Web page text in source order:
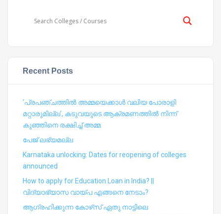
Recent Posts
‘പ്രപഞ്ചത്തില്‍ അമ്മയെക്കാള്‍ വലിയ പോരാളി
മറ്റാരുമില്ല’, കടുവയുടെ ആക്രമണത്തില്‍ നിന്ന്
കുഞ്ഞിനെ രക്ഷിച്ച് അമ്മ
പേജ് ലഭ്യമല്ല
Karnataka unlocking: Dates for reopening of colleges
announced
How to apply for Education Loan in India? ||
വിദ്യാഭ്യാസ വായ്പ എങ്ങനെ നേടാം?
ആഗ്രഹിക്കുന്ന കോഴ്‍സ് ഏതു നാട്ടിലെ